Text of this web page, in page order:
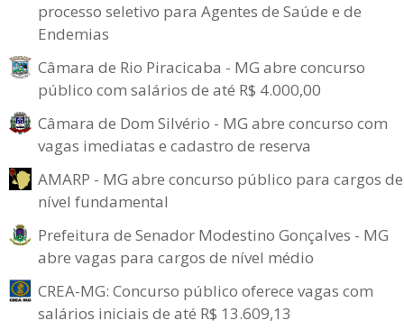
processo seletivo para Agentes de Saúde e de
Endemias
Câmara de Rio Piracicaba - MG abre concurso
público com salários de até R$ 4.000,00
Câmara de Dom Silvério - MG abre concurso com
vagas imediatas e cadastro de reserva
AMARP - MG abre concurso público para cargos de
nível fundamental
Prefeitura de Senador Modestino Gonçalves - MG
abre vagas para cargos de nível médio
CREA-MG: Concurso público oferece vagas com
salários iniciais de até R$ 13.609,13